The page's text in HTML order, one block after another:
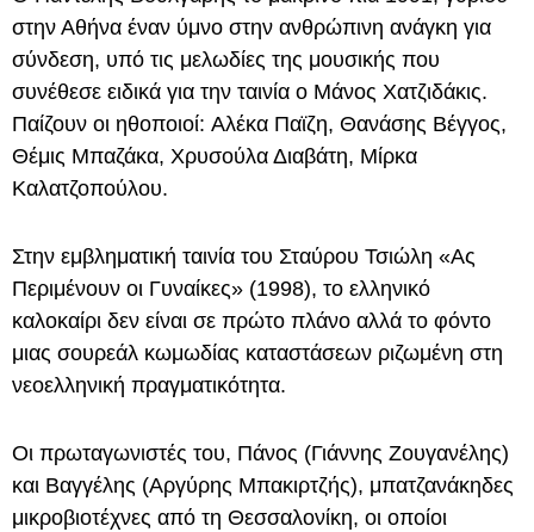
στην Αθήνα έναν ύμνο στην ανθρώπινη ανάγκη για
σύνδεση, υπό τις μελωδίες της μουσικής που
συνέθεσε ειδικά για την ταινία ο Μάνος Χατζιδάκις.
Παίζουν οι ηθοποιοί: Αλέκα Παϊζη, Θανάσης Βέγγος,
Θέμις Μπαζάκα, Χρυσούλα Διαβάτη, Μίρκα
Καλατζοπούλου.
Στην εμβληματική ταινία του Σταύρου Τσιώλη «Ας
Περιμένουν οι Γυναίκες» (1998), το ελληνικό
καλοκαίρι δεν είναι σε πρώτο πλάνο αλλά το φόντο
μιας σουρεάλ κωμωδίας καταστάσεων ριζωμένη στη
νεοελληνική πραγματικότητα.
Οι πρωταγωνιστές του, Πάνος (Γιάννης Ζουγανέλης)
και Βαγγέλης (Αργύρης Μπακιρτζής), μπατζανάκηδες
μικροβιοτέχνες από τη Θεσσαλονίκη, οι οποίοι